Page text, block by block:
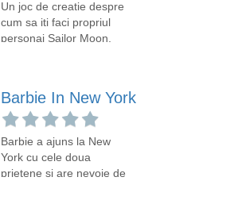
Barbie foloseste
Instagram. Are un profil
tinutele purtate de ea la
diferite evenimente si o
postare cu machiajul
folosit. Hai sa o ajutam
sa faca cele mai bune
alegeri pentru Instagram!
BFFS Trendy Squad Fashion
Barbie isi intreaba
prietenele ce planuri sa
Un joc de creatie despre
cum sa iti faci propriul
personaj Sailor Moon.
Barbie In New York
Barbie a ajuns la New
York cu cele doua
prietene si are nevoie de